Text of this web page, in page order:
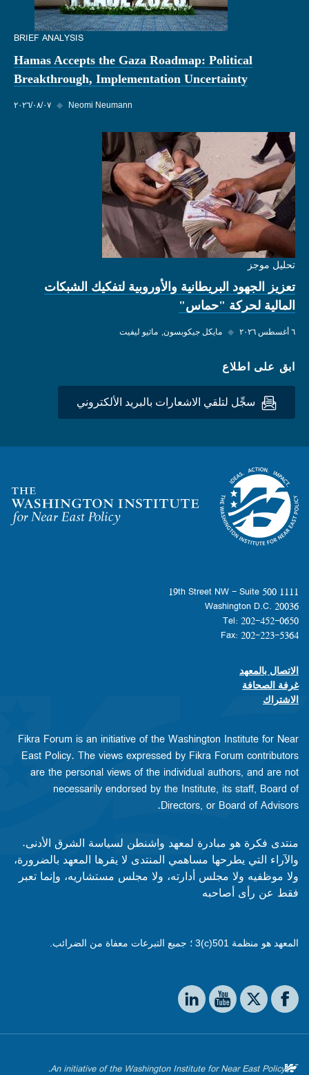
BRIEF ANALYSIS
Hamas Accepts the Gaza Roadmap: Political
Breakthrough, Implementation Uncertainty
٠٧‏/٠٨‏/٢٠٢٦ ◆ Neomi Neumann
تحليل موجز
تعزيز الجهود البريطانية والأوروبية لتفكيك الشبكات
المالية لحركة "حماس"
٦ أغسطس ٢٠٢٦ ◆ مايكل جيكوبسون ماثيو ليفيت
ابق على اطلاع
سجِّل لتلقي الاشعارات بالبريد الألكتروني
Homepage
1111 19th Street NW - Suite 500
Washington D.C. 20036
Tel: 202-452-0650
Fax: 202-223-5364
Footer contact links
الاتصال بالمعهد
غرفة الصحافة
الاشتراك
Fikra Forum is an initiative of the Washington Institute for Near
East Policy. The views expressed by Fikra Forum contributors
are the personal views of the individual authors, and are not
necessarily endorsed by the Institute, its staff, Board of
Directors, or Board of Advisors.​​
منتدى فكرة هو مبادرة لمعهد واشنطن لسياسة الشرق الأدنى.
والآراء التي يطرحها مساهمي المنتدى لا يقرها المعهد بالضرورة،
ولا موظفيه ولا مجلس أدارته، ولا مجلس مستشاريه، وإنما تعبر
فقط عن رأى أصاحبه
المعهد هو منظمة 501(c)3 ؛ جميع التبرعات معفاة من الضرائب.
Social media
The Washington Institute on Facebook
The Washington Institute on X
The Washington Institute on YouTube
The Washington Institute on LinkedIn
An initiative of the Washington Institute for Near East Policy.